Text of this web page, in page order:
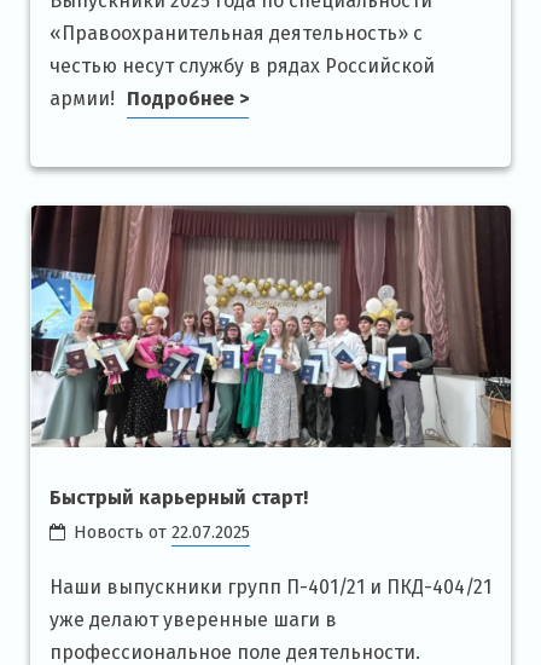
«Правоохранительная деятельность» с
честью несут службу в рядах Российской
армии!
Подробнее >
Быстрый карьерный старт!
Новость от22.07.2025
Наши выпускники групп П-401/21 и ПКД-404/21
уже делают уверенные шаги в
профессиональное поле деятельности.